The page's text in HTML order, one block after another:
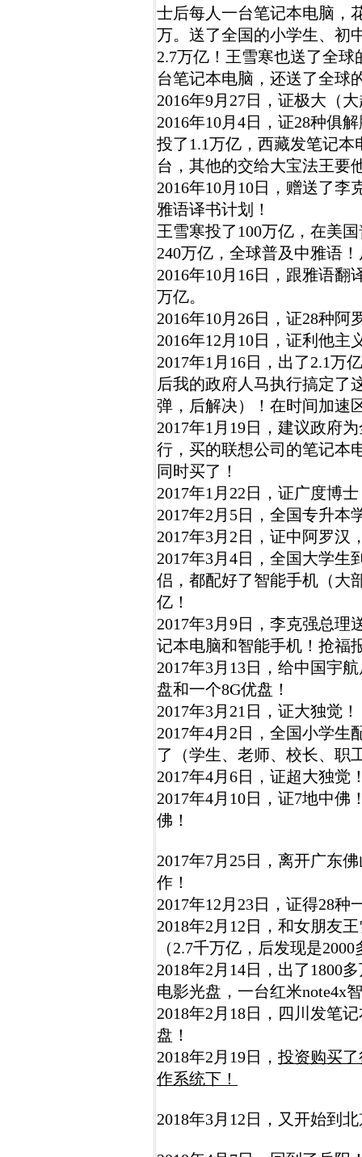
士后每人一台笔记本电脑，
万。送了全国的小学生、初
2.7万亿！王雪寒也送了全
台笔记本电脑，还送了全球
2016年9月27日，证极大（
2016年10月4日，证28种俱
投了1.1万亿，西藏发笔记
台，其他的交给大宝法王要
2016年10月10日，赠送了
雅语译书计划！
王雪寒投了100万亿，在美
240万亿，全球普及中雅语
2016年10月16日，跟雅语翻
万亿。
2016年10月26日，证28种阿
2016年12月10日，证利他主
2017年1月16日，出了2.1万
后我的政府人马执行搞定了
弹，后解决）！在时间加速
2017年1月19日，建议政府
行，买的联想公司的笔记本
同时买了！
2017年1月22日，证广度博
2017年2月5日，全国专升本
2017年3月2日，证中阿罗汉
2017年3月4日，全国大学生
侣，都配好了智能手机（大
亿！
2017年3月9日，李克强总理
记本电脑和智能手机！抢福
2017年3月13日，给中国宇
盘和一个8G优盘！
2017年3月21日，证大独觉！
2017年4月2日，全国小学生
了（学生、老师、校长、职
2017年4月6日，证超大独觉
2017年4月10日，证7地中
佛！
2017年7月25日，离开广东
作！
2017年12月23日，证得28种
2018年2月12日，和女朋友
（2.7千万亿，后发现是
2018年2月14日，出了1800
电影光盘，一台红米note4x
2018年2月18日，四川发笔
盘！
2018年2月19日， 投资购买
作系统下！
2018年3月12日，又开始到